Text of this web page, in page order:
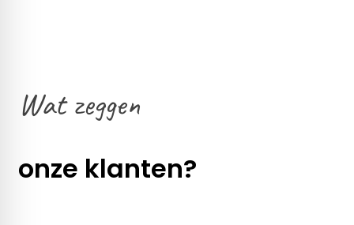
Wat zeggen
onze klanten?